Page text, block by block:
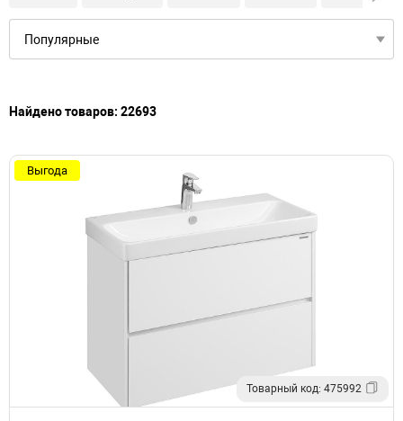
Найдено товаров: 22693
Выгода
Товарный код: 475992